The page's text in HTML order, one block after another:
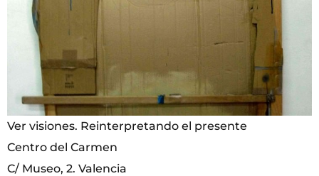
Ver visiones. Reinterpretando el presente
Centro del Carmen
C/ Museo, 2. Valencia